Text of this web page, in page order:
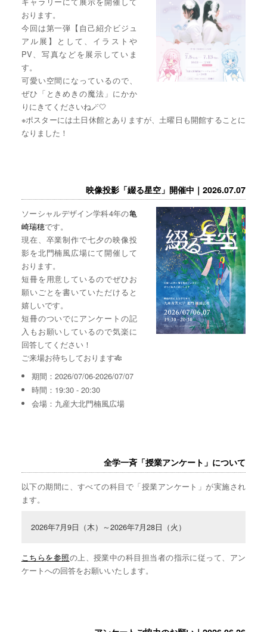
おります。
今回は第一弾【自己紹介ビジュ
アル展】として、イラストや
PV、写真などを展示していま
す。
可愛い空間になっているので、
ぜひ「ときめきの魔法」にかか
りにきてくださいね🪄🤍
※ポスターには土日休館とありますが、土曜日も開館することに
なりました！
映像投影「綴る星空」開催中｜2026.07.07
ソーシャルデザイン学科4年の亀
崎瑞穂です。
現在、卒業制作で七夕の映像投
影を北門楠風広場にて開催して
おります。
短冊を用意しているのでぜひお
願いごとを書いていただけると
嬉しいです。
短冊のついでにアンケートの記
入もお願いしているので気楽に
回答してください！
ご来場お待ちしております🎋
期間：2026/07/06-2026/07/07
時間：19:30 - 20:30
会場：九産大北門楠風広場
全学一斉「授業アンケート」について
以下の期間に、すべての科目で「授業アンケート」が実施され
ます。
2026年7月9日（木）～2026年7月28日（火）
こちらを参照の上、授業中の科目担当者の指示に従って、アン
ケートへの回答をお願いいたします。